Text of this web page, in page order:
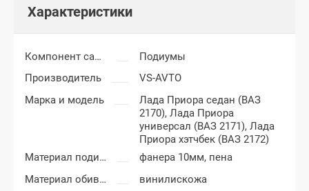
Характеристики
Компонент салона
Подиумы
Производитель
VS-AVTO
Марка и модель
Лада Приора седан (ВАЗ
2170),Лада Приора
универсал (ВАЗ 2171),Лада
Приора хэтчбек (ВАЗ 2172)
Материал подиумов
фанера 10мм, пена
Материал обивки подиумов
винилискожа